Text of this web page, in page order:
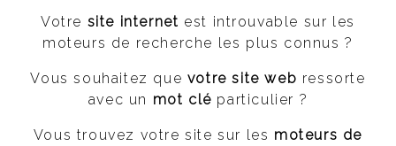
Votre site internet est introuvable sur les
moteurs de recherche les plus connus ?
Vous souhaitez que votre site web ressorte
avec un mot clé particulier ?
Vous trouvez votre site sur les moteurs de